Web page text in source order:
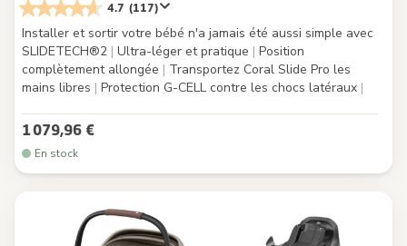
4.7 (117)
Installer et sortir votre bébé n'a jamais été aussi simple avec
SLIDETECH®2 | Ultra-léger et pratique | Position
complètement allongée | Transportez Coral Slide Pro les
mains libres | Protection G-CELL contre les chocs latéraux |
1 079,96 €
En stock